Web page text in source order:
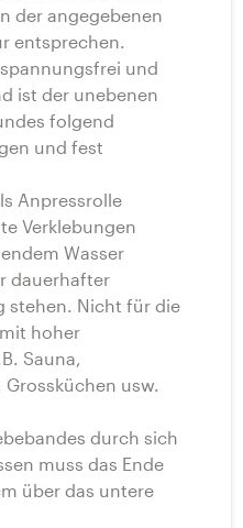
der angegebenen
entsprechen.
und
ist der unebenen
folgend
und fest
Anpressrolle
Verklebungen
Wasser
dauerhafter
stehen. Nicht für die
hoher
Sauna,
usw.
durch sich
muss das Ende
über das untere